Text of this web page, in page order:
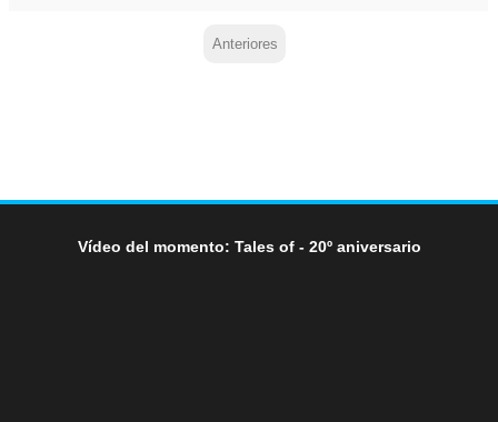
Anteriores
Vídeo del momento: Tales of - 20º aniversario